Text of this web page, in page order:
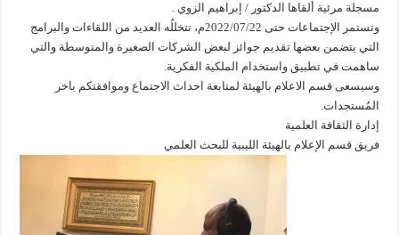
مسجلة مرئية ألقاها الدكتور / إبراهيم الزوي .
وتستمر الإجتماعات حتى 2022/07/22م، تتخللُه العديد من اللقاءات والبرامج
التي يتضمن بعضها تقديم جوائز لبعض الشركات الصغيرة والمتوسطة والتي
ساهمت في تطبيق واستخدام الملكية الفكرية.
وسيسعى قسم الاعلام بالهيئة لمتابعة احداث الاجتماع وموافقتكم باخر
المُستجدات.
إدارة الثقافة العلمية
فريق قسم الإعلام بالهيئة الليبية للبحث العلمي